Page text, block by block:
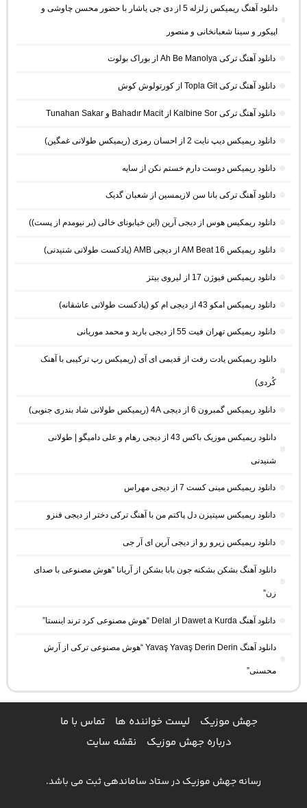
دانلود آهنگ ریمیکس زلزله 5 از دی جی یاشار با حضور محسن چاوشی و
اپیکور و سینا شعبانخانی و منصور
دانلود آهنگ ترکی Ah Be Manolya از بوراک بولوت
دانلود آهنگ ترکی Topla Git از کورتولوش کوش
دانلود آهنگ ترکی Kalbine Sor از Bahadır Macit و Tunahan Sakar
دانلود ریمیکس دیپ نایت 2 از احسان رمزی (ریمیکس طولانی غمگین)
دانلود ریمیکس دوست دارم خستم نکن از سایه
دانلود آهنگ ترکی بانا سن لازیمسین از شعبان گدیک
دانلود ریمکیس هوس از دیجی آرین (این خیابونای خالی (بر نیومدم از پست))
دانلود ریمیکس AM Beat 16 از دیجی AMB (پادکست طولانی شنیدنی)
دانلود ریمیکس فیوژن 17 از لیروی بیتز
دانلود ریمیکس امکو 43 از دیجی ام کو (پادکست طولانی عاشقانه)
دانلود ریمیکس تهران فیت 55 از دیجی باربد و محمد موریانی
دانلود ریمیکس یادت رفت از قدیمی ای آی (ریمیکس رپ ترکیبی با آهنک
کُردی)
دانلود ریمیکس گمبرون 6 از دیجی 4A (ریمیکس طولانی شاد بندری جنوبی)
دانلود ریمیکس موزیک باکس 43 از دیجی رهام و علی دامیگو | طولانی
شنیدنی
دانلود ریمیکس مینی کست 7 از دیجی مهراس
دانلود ریمیکس سیتیزن دل پاکتم من با آهنگ ترکی دختر از دیجی فنزو
دانلود ریمیکس زیرو رو از دیجی آرین ای آر جی
دانلود آهنگ بشکن بشکنه جون بابا بشکن از آریانا “هوش مصنوعی با صدای
زن”
دانلود آهنگ Dawet a Kurda از Delal “هوش مصنوعی کرد ترند اینستا”
دانلود آهنگ Yavaş Yavaş Derin Derin “هوش مصنوعی ترکی از آرش
محسنی”
جهش موزیک لیست خواننده ها
تماس با ما
درباره جهش موزیک
نقشه سایت
رسانه جهش موزیک در ستاد ساماندهی ثبت می باشد.